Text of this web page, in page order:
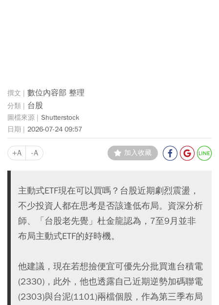
數位內容部 整理
台股
Shutterstock
2026-07-24 09:57
+A -A 加入收藏
主動式ETF現在可以買嗎？台股近期劇烈震盪，
不少投資人都在思考是否該逢低布局。資深分析
師、「台股老先覺」杜金龍認為，7至9月並非
布局主動式ETF的好時機。
他建議，現在若想撿便宜可優先分批買進台積電
(2330)，此外，他也透露自己近期逆勢加碼聯電
(2303)與台泥(1101)兩檔個股，作為第三季布局